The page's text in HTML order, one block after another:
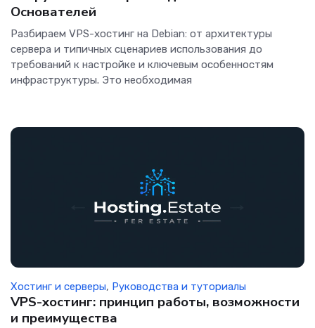
Основателей
Разбираем VPS-хостинг на Debian: от архитектуры
сервера и типичных сценариев использования до
требований к настройке и ключевым особенностям
инфраструктуры. Это необходимая
Хостинг и серверы, Руководства и туториалы
VPS-хостинг: принцип работы, возможности
и преимущества